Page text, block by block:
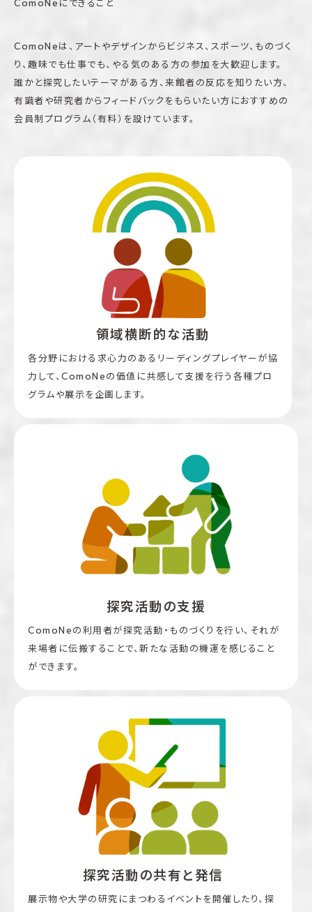
ComoNeにできること
ComoNeは、アートやデザインからビジネス、スポーツ、ものづく
り、趣味でも仕事でも、やる気のある方の参加を大歓迎します。
誰かと探究したいテーマがある方、来館者の反応を知りたい方、
有識者や研究者からフィードバックをもらいたい方におすすめの
会員制プログラム（有料）を設けています。
領域横断的な活動
各分野における求心力のあるリーディングプレイヤーが協
力して、ComoNeの価値に共感して支援を行う各種プロ
グラムや展示を企画します。
探究活動の支援
ComoNeの利用者が探究活動・ものづくりを行い、それが
来場者に伝搬することで、新たな活動の機運を感じること
ができます。
探究活動の共有と発信
展示物や大学の研究にまつわるイベントを開催したり、探